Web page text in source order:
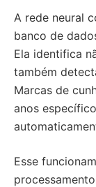
A rede neural
banco de
Ela identifica
também
Marcas de
anos
Esse